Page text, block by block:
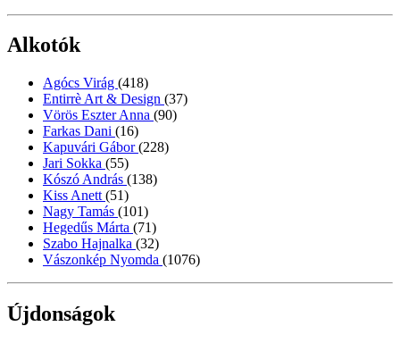
Alkotók
Agócs Virág (418)
Entirrè Art & Design (37)
Vörös Eszter Anna (90)
Farkas Dani (16)
Kapuvári Gábor(228)
Jari Sokka (55)
Kószó András (138)
Kiss Anett (51)
Nagy Tamás (101)
Hegedűs Márta (71)
Szabo Hajnalka (32)
Vászonkép Nyomda (1076)
Újdonságok